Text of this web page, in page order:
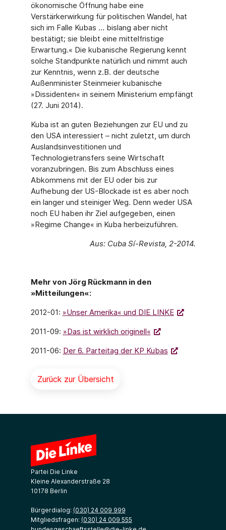
ökonomische Öffnung habe eine
Verstärkerwirkung für politischen Wandel, hat
sich im Falle Kubas … bislang aber nicht
bestätigt; sie bleibt eine mittelfristige
Erwartung.« Die kubanische Regierung kennt
solche Standpunkte natürlich und nimmt auch
zur Kenntnis, wenn z.B. der deutsche
Außenminister Steinmeier kubanische
»Dissidenten« in seinem Ministerium empfängt
(27. Juni 2014).
Kuba ist an guten Beziehungen zur EU und zu
den USA interessiert – nicht zuletzt, um durch
Auslandsinvestitionen und
Technologietransfers seine Wirtschaft
voranzubringen. Bis zum Abschluss eines
Abkommens mit der EU oder bis zur
Aufhebung der US-Blockade ist es aber noch
ein langer und steiniger Weg. Denn weder USA
noch EU haben ihr Ziel aufgegeben, einen
»Regime Change« in Kuba herbeizuführen.
Aus: Cuba Sí-Revista, 2-2014.
Mehr von Jörg Rückmann in den
»Mitteilungen«:
2012-01: »Unser Amerika« und DIE LINKE
2011-09: »Das ist wirklich originell«
2011-06: Der 6. Parteitag der KP Kubas
Zurück zur Übersicht
Partei Die Linke
Kleine Alexanderstraße 28
10178 Berlin
Bürgerdialog: (030) 24 009 999
Mitgliedsfragen: (030) 24 009 555